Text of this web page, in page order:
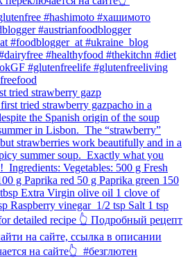
tried strawberry gazp